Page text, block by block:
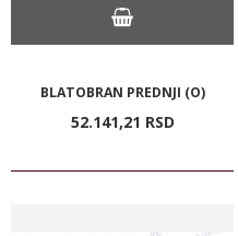
BLATOBRAN PREDNJI (O)
52.141,21 RSD